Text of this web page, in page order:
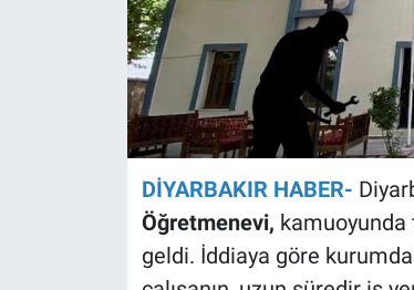
DİYARBAKIR HABER-
Öğretmenevi,
geldi. İddiaya göre